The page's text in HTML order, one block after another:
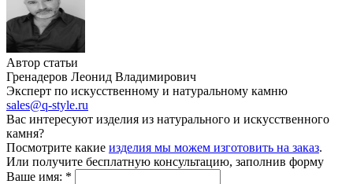
Автор статьи
Гренадеров Леонид Владимирович
Эксперт по искусственному и натуральному камню
sales@q-style.ru
Вас интересуют изделия из натурального и искусственного
камня?
Посмотрите какие изделия мы можем изготовить на заказ.
Или получите бесплатную консультацию, заполнив форму
Ваше имя: *